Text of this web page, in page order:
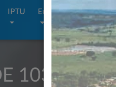
IPTU Empresas Imprensa
103